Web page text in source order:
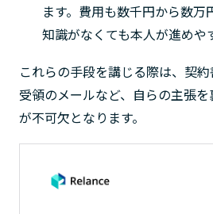
ます。費用も数千円から数万
知識がなくても本人が進めや
これらの手段を講じる際は、契
受領のメールなど、自らの主張
が不可欠となります。